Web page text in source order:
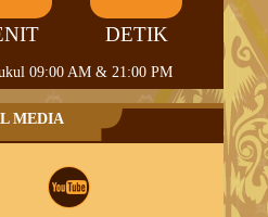
DETIK
09:00 AM & 21:00 PM
MEDIA